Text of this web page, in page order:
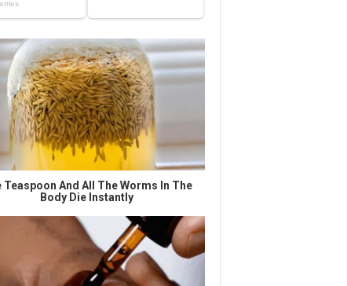
Teaspoon And All The Worms In The
Body Die Instantly